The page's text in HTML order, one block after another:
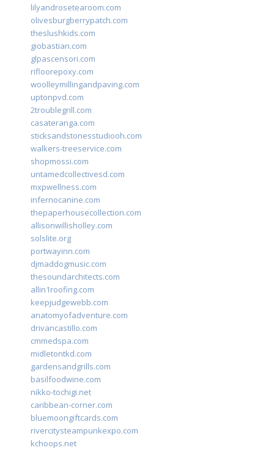
lilyandrosetearoom.com
olivesburgberrypatch.com
theslushkids.com
giobastian.com
glpascensori.com
rifloorepoxy.com
woolleymillingandpaving.com
uptonpvd.com
2troublegrill.com
casateranga.com
sticksandstonesstudiooh.com
walkers-treeservice.com
shopmossi.com
untamedcollectivesd.com
mxpwellness.com
infernocanine.com
thepaperhousecollection.com
allisonwillisholley.com
solslite.org
portwayinn.com
djmaddogmusic.com
thesoundarchitects.com
allin1roofing.com
keepjudgewebb.com
anatomyofadventure.com
drivancastillo.com
cmmedspa.com
midletontkd.com
gardensandgrills.com
basilfoodwine.com
nikko-tochigi.net
caribbean-corner.com
bluemoongiftcards.com
rivercitysteampunkexpo.com
kchoops.net